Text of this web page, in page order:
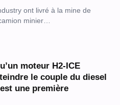
ont livré à la mine de
minier…
moteur H2-ICE
le couple du diesel
une première